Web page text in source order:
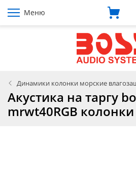
Меню
Динамики колонки морские
Акустика на таргу
mrwt40RGB